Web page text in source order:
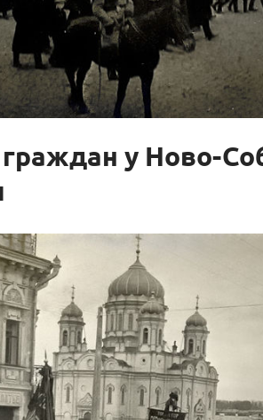
у Ново-